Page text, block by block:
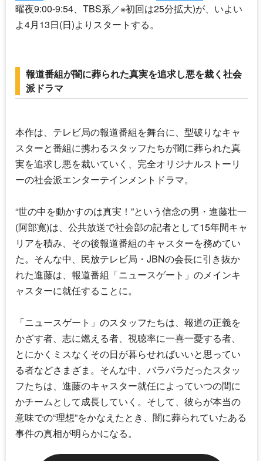
曜夜9:00-9:54、TBS系／※初回は25分拡大)が、いよい
よ4月13日(日)よりスタートする。
報道番組が闇に葬られた真実を追求し悪を裁く社会
派ドラマ
本作は、テレビ局の報道番組を舞台に、型破りなキャ
スターと番組に携わるスタッフたちが闇に葬られた真
実を追求し悪を裁いていく、完全オリジナルストーリ
ーの社会派エンターテインメントドラマ。
“世の中を動かすのは真実！”という信念の男・進藤壮一
(阿部寛)は、公共放送で社会部の記者として15年間キャ
リアを積み、その後報道番組のキャスターを務めてい
た。そんな中、民放テレビ局・JBNの会長に引き抜か
れた進藤は、報道番組「ニュースゲート」のメインキ
ャスターに就任することに。
「ニュースゲート」のスタッフたちは、報道の正義を
かざす者、志に燃える者、視聴率に一喜一憂する者、
とにかくミスなくその日が暮らせればいいと思ってい
る者などさまざま。そんな中、バラバラだったスタッ
フたちは、進藤のキャスター就任によっていつの間に
かチームとして成長していく。そして、彼らが本当の
意味での“理想”をかなえたとき、闇に葬られていたある
事件の真相が明らかになる。